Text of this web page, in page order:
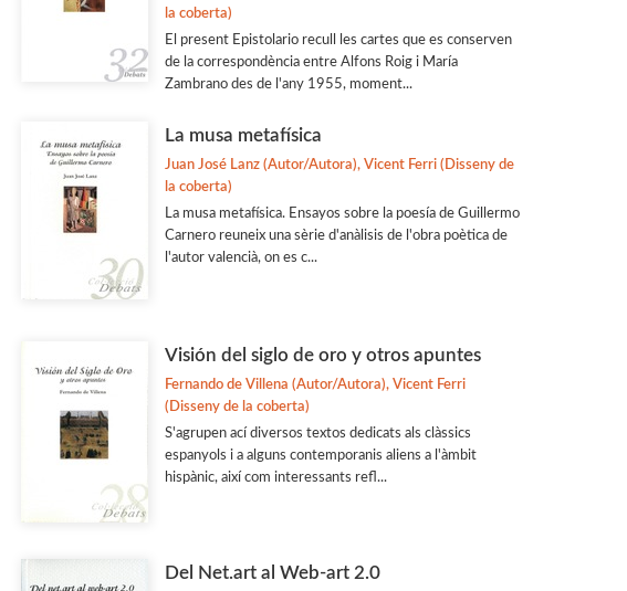
la coberta)
El present Epistolario recull les cartes que es conserven
de la correspondència entre Alfons Roig i María
Zambrano des de l'any 1955, moment...
La musa metafísica
Juan José Lanz (Autor/Autora), Vicent Ferri (Disseny de
la coberta)
La musa metafísica. Ensayos sobre la poesía de Guillermo
Carnero reuneix una sèrie d'anàlisis de l'obra poètica de
l'autor valencià, on es c...
Visión del siglo de oro y otros apuntes
Fernando de Villena (Autor/Autora), Vicent Ferri
(Disseny de la coberta)
S'agrupen ací diversos textos dedicats als clàssics
espanyols i a alguns contemporanis aliens a l'àmbit
hispànic, així com interessants refl...
Del Net.art al Web-art 2.0